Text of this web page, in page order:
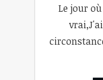
Le jour